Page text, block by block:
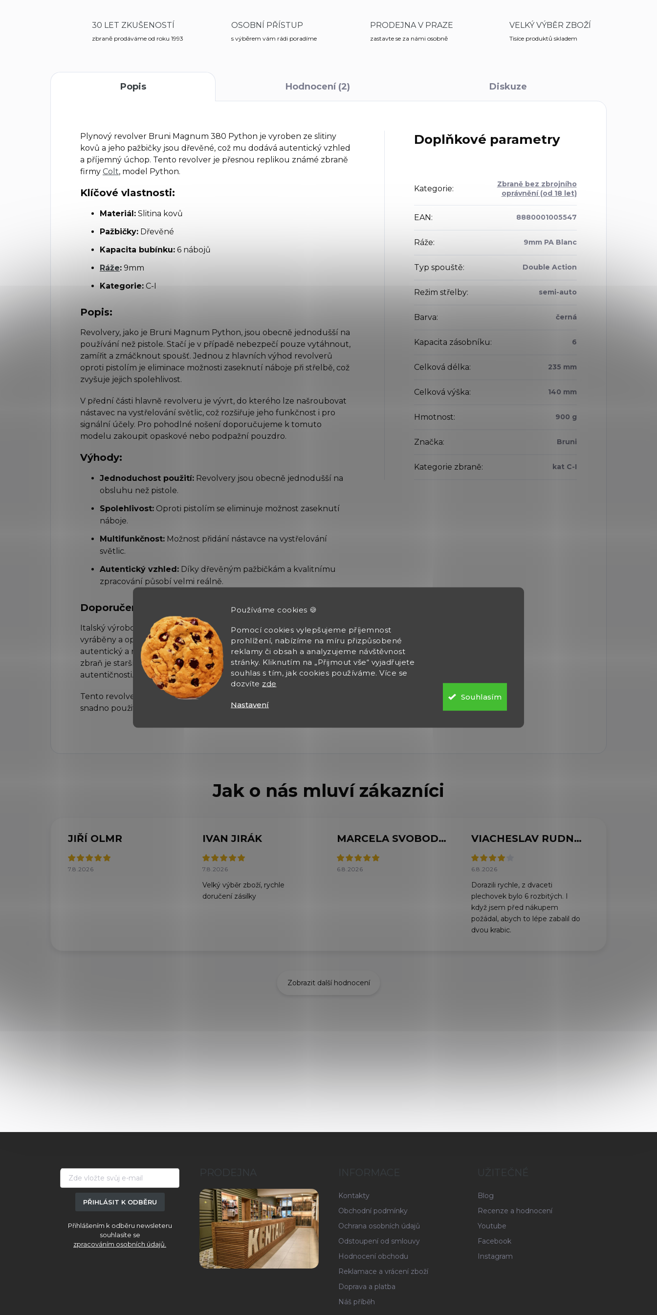
Používáme cookies 🍪
Pomocí cookies vylepšujeme příjemnost
prohlížení, nabízíme na míru přizpůsobené
reklamy či obsah a analyzujeme návštěvnost
stránky. Kliknutím na „Přijmout vše“ vyjadřujete
souhlas s tím, jak cookies používáme. Více se
dozvíte zde
Nastavení
Souhlasím
30 LET ZKUŠENOSTÍ
zbraně prodáváme od roku 1993
OSOBNÍ PŘÍSTUP
s výběrem vám rádi poradíme
PRODEJNA V PRAZE
zastavte se za námi osobně
VELKÝ VÝBĚR ZBOŽÍ
Tisíce produktů skladem
Popis Hodnocení (2) Diskuze
Plynový revolver Bruni Magnum 380 Python je vyroben ze slitiny
kovů a jeho pažbičky jsou dřevěné, což mu dodává autentický vzhled
a příjemný úchop. Tento revolver je přesnou replikou známé zbraně
firmy Colt, model Python.
Klíčové vlastnosti:
Materiál: Slitina kovů
Pažbičky: Dřevěné
Kapacita bubínku: 6 nábojů
Ráže: 9mm
Kategorie: C-I
Popis:
Revolvery, jako je Bruni Magnum Python, jsou obecně jednodušší na
používání než pistole. Stačí je v případě nebezpečí pouze vytáhnout,
zamířit a zmáčknout spoušť. Jednou z hlavních výhod revolverů
oproti pistolím je eliminace možnosti zaseknutí náboje při střelbě, což
zvyšuje jejich spolehlivost.
V přední části hlavně revolveru je vývrt, do kterého lze našroubovat
nástavec na vystřelování světlic, což rozšiřuje jeho funkčnost i pro
signální účely. Pro pohodlné nošení doporučujeme k tomuto
modelu zakoupit opaskové nebo podpažní pouzdro.
Výhody:
Jednoduchost použití: Revolvery jsou obecně jednodušší na
obsluhu než pistole.
Spolehlivost: Oproti pistolím se eliminuje možnost zaseknutí
náboje.
Multifunkčnost: Možnost přidání nástavce na vystřelování
světlic.
Autentický vzhled: Díky dřevěným pažbičkám a kvalitnímu
zpracování působí velmi reálně.
Doporučení:
Italský výrobce BRUNI je známý tím, že jeho plynové zbraně jsou
vyráběny a opracovány tzv. hrubým stylem, což dodává zbraním
autentický a reálný vzhled. Někomu může tento styl připadat, že
zbraň je starší nebo použitá, ale je to záměrný design pro zvýšení
autentičnosti.
Tento revolver je ideální volbou pro ty, kdo hledají spolehlivou a
snadno použitelnou zbraň pro sebeobranu nebo signální účely.
Doplňkové parametry
Kategorie:
Zbraně bez zbrojního
oprávnění (od 18 let)
EAN: 8880001005547
Ráže: 9mm PA Blanc
Typ spouště: Double Action
Režim střelby: semi-auto
Barva: černá
Kapacita zásobníku: 6
Celková délka: 235 mm
Celková výška: 140 mm
Hmotnost: 900 g
Značka: Bruni
Kategorie zbraně: kat C-I
JIŘÍ OLMR
7.8.2026
IVAN JIRÁK
7.8.2026
Velký výběr zboží, rychle
doručení zásilky
MARCELA SVOBODOVÁ
6.8.2026
VIACHESLAV RUDNYTSKYI
6.8.2026
Dorazili rychle, z dvaceti
plechovek bylo 6 rozbitých. I
když jsem před nákupem
požádal, abych to lépe zabalil do
dvou krabic.
Zobrazit další hodnocení
PŘIHLÁSIT K ODBĚRU
Přihlášením k odběru newsleteru
souhlasíte se
zpracováním osobních údajů.
PRODEJNA INFORMACE
Kontakty
Obchodní podmínky
Ochrana osobních údajů
Odstoupení od smlouvy
Hodnocení obchodu
Reklamace a vrácení zboží
Doprava a platba
Náš příběh
UŽITEČNÉ
Blog
Recenze a hodnocení
Youtube
Facebook
Instagram